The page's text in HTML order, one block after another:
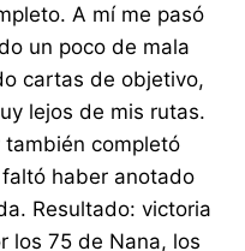
A mí me pasó
un poco de mala
cartas de objetivo,
lejos de mis rutas.
completó
haber anotado
Resultado: victoria
los 75 de Nana, los